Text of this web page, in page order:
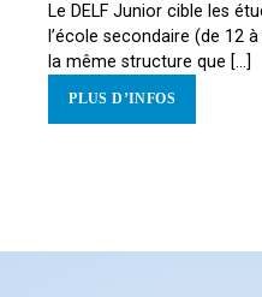
Le DELF Junior cible les
l’école secondaire (de 12
la même structure que [...]
PLUS D’INFOS